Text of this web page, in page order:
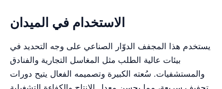
الاستخدام في الميدان
يستخدم هذا المجفف الدوّار الصناعي على وجه التحديد في
بيئات عالية الطلب مثل المغاسل التجارية والفنادق
والمستشفيات. سُعته الكبيرة وتصميمه الفعال يتيح دورات